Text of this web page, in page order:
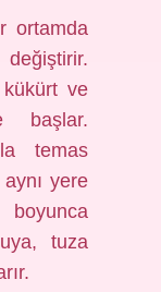
ortamda
ve
başlar.
temas
yere
boyunca
tuza